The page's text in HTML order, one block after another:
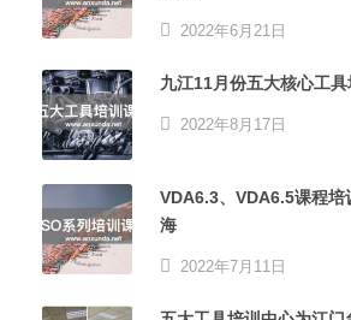
2022年6月21日
九江11月份五大核心工
2022年8月17日
VDA6.3、VDA6.5课程
海
2022年7月11日